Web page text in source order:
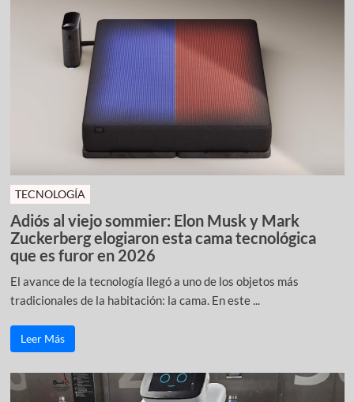
TECNOLOGÍA
Adiós al viejo sommier: Elon Musk y Mark
Zuckerberg elogiaron esta cama tecnológica
que es furor en 2026
El avance de la tecnología llegó a uno de los objetos más
tradicionales de la habitación: la cama. En este ...
Leer Más